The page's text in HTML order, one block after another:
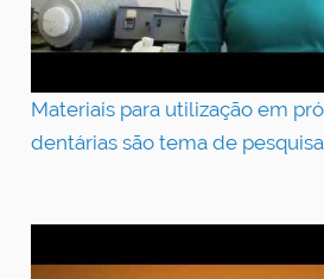
Materiais para utilização em
dentárias são tema de